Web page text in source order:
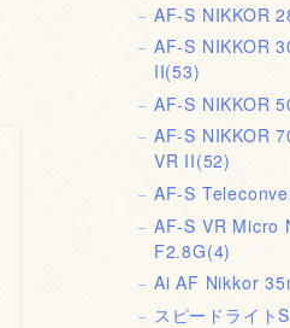
AF-S NIKKOR
AF-S NIKKOR
II(53)
AF-S NIKKOR
AF-S NIKKOR
VR II(52)
AF-S
AF-S VR Micro
F2.8G(4)
Ai AF Nikkor
スピードライト